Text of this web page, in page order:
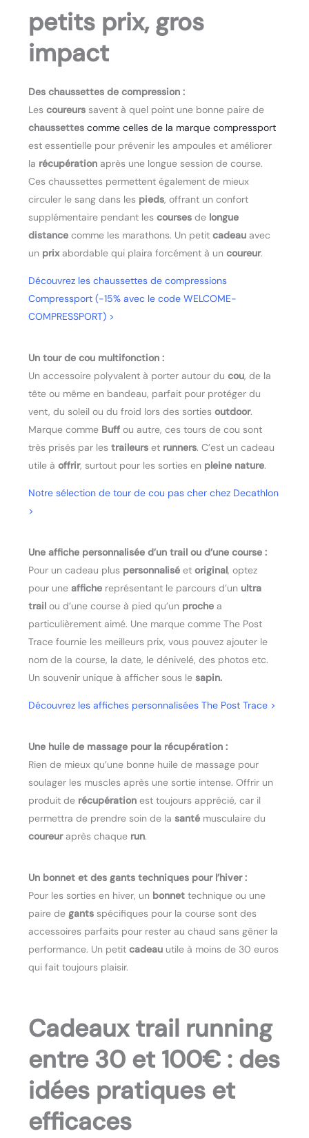
petits prix, gros
impact
Des chaussettes de compression :
Lescoureurs savent à quel point une bonne paire de
chaussettes comme celles de la marque compressport
est essentielle pour prévenir les ampoules et améliorer
la récupération après une longue session de course.
Ces chaussettes permettent également de mieux
circuler le sang dans les pieds, offrant un confort
supplémentaire pendant lescourses de longue
distancecomme les marathons. Un petitcadeau avec
un prixabordable qui plaira forcément à uncoureur.
Découvrez les chaussettes de compressions
Compressport (-15% avec le code WELCOME-
COMPRESSPORT) >
Un tour de cou multifonction :
Un accessoire polyvalent à porter autour ducou, de la
tête ou même en bandeau, parfait pour protéger du
vent, du soleil ou du froid lors des sortiesoutdoor.
Marque comme Buff ou autre, ces tours de cou sont
très prisés par lestraileurs et runners. C’est un cadeau
utile àoffrir, surtout pour les sorties en pleine nature.
Notre sélection de tour de cou pas cher chez Decathlon
>
Une affiche personnalisée d’un trail ou d’une course :
Pour un cadeau plus personnalisé etoriginal, optez
pour uneaffiche représentant le parcours d’un ultra
trailou d’une course à pied qu’un proche a
particulièrement aimé. Une marque comme The Post
Trace fournie les meilleurs prix, vous pouvez ajouter le
nom de la course, la date, le dénivelé, des photos etc.
Un souvenir unique à afficher sous lesapin.
Découvrez les affiches personnalisées The Post Trace >
Une huile de massage pour la récupération :
Rien de mieux qu’une bonne huile de massage pour
soulager les muscles après une sortie intense. Offrir un
produit de récupération est toujours apprécié, car il
permettra de prendre soin de lasanté musculaire du
coureuraprès chaque run.
Un bonnet et des gants techniques pour l’hiver :
Pour les sorties en hiver, un bonnet technique ou une
paire degants spécifiques pour la course sont des
accessoires parfaits pour rester au chaud sans gêner la
performance. Un petitcadeau utile à moins de 30 euros
qui fait toujours plaisir.
Cadeaux trail running
entre 30 et 100€ : des
idées pratiques et
efficaces